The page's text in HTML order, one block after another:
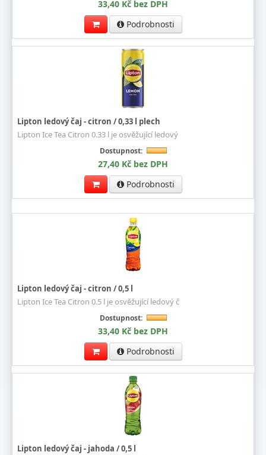
33,40 Kč bez DPH
Podrobnosti
Lipton ledový čaj - citron / 0,33 l plech
Lipton Ice Tea Citron 0.33 l je osvěžující ledový
Dostupnost:
27,40 Kč bez DPH
Podrobnosti
Lipton ledový čaj - citron / 0,5 l
Lipton Ice Tea Citron 0.5 l je osvěžující ledový č
Dostupnost:
33,40 Kč bez DPH
Podrobnosti
Lipton ledový čaj - jahoda / 0,5 l